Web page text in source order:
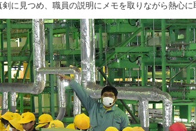
に見つめ、職員の説明にメモを取りながら熱心